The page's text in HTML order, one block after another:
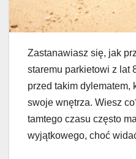
Zastanawiasz się, jak
staremu parkietowi z lat
przed takim dylematem,
swoje wnętrza. Wiesz
tamtego czasu często
wyjątkowego, choć